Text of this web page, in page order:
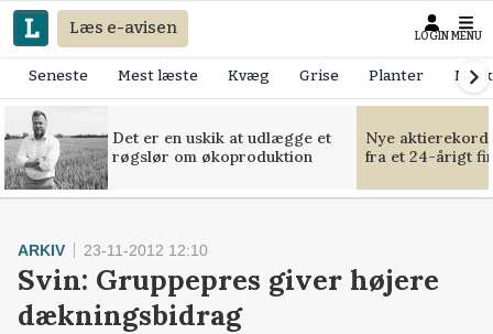
Læs e-avisen LOGIN MENU
Seneste Mest læste Kvæg Grise Planter
Det er en uskik at udlægge et
røgslør om økoproduktion
Nye
fra et 24-årigt
ARKIV 23-11-2012 12:10
Svin: Gruppepres giver højere
dækningsbidrag